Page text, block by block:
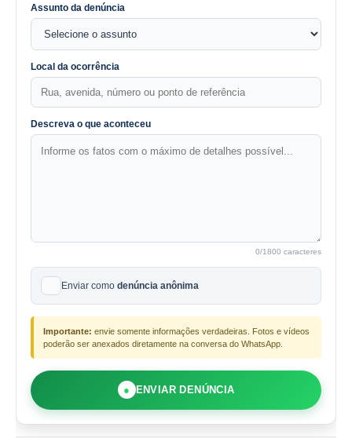
Assunto da denúncia
Local da ocorrência
Descreva o que aconteceu
0/1800 caracteres
Enviar como denúncia anônima
Importante: envie somente informações verdadeiras. Fotos e vídeos
poderão ser anexados diretamente na conversa do WhatsApp.
● ENVIAR DENÚNCIA